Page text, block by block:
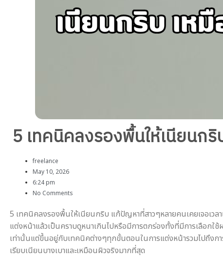
5 เทคนิคลงรองพื้นให้เนียนก
freelance
May 10, 2026
6:24 pm
No Comments
5 เทคนิคลงรองพื้นให้เนียนกริบ แก้ปัญหาที่สาวๆหลายคนเคยเจอเว
แต่งหน้าแล้วเป็นคราบดูหนาเกินไปหรือมีการตกร่องทั้งที่มีการเลือก
เท่านั้นแต่ขึ้นอยู่กับเทคนิคต่างๆทุกขั้นตอนในการแต่งหน้ารวมไปถึงก
เรียบเนียนบางเบาและเหมือนผิวจริงมากที่สุด